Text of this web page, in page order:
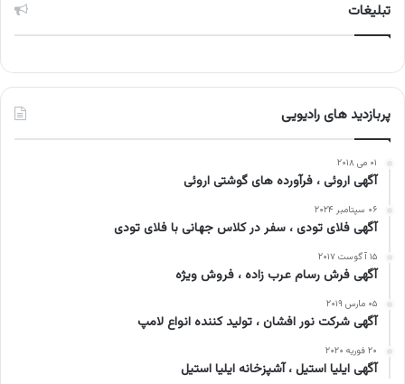
تبلیغات
پربازدید های رادیویی
۰۱ می ۲۰۱۸
آگهی اروئی ، فرآورده های گوشتی اروئی
۰۶ سپتامبر ۲۰۲۴
آگهی فلای تودی ، سفر در کلاس جهانی با فلای تودی
۱۵ آگوست ۲۰۱۷
آگهی فرش رسام عرب زاده ، فروش ویژه
۰۵ مارس ۲۰۱۹
آگهی شرکت نور افشان ، تولید کننده انواع لامپ
۲۰ فوریه ۲۰۲۰
آگهی ایلیا استیل ، آشپزخانه ایلیا استیل